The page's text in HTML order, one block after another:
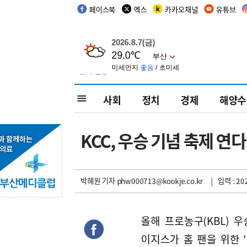
페이스북 엑스 카카오채널 유튜브
사회 정치 경제 해양
KCC, 우승 기념 축제 연
박혜원 기자phw000713@kookje.co.kr | 입력 :
올해 프로농구(KBL)
이지스가 홈 팬을 위한